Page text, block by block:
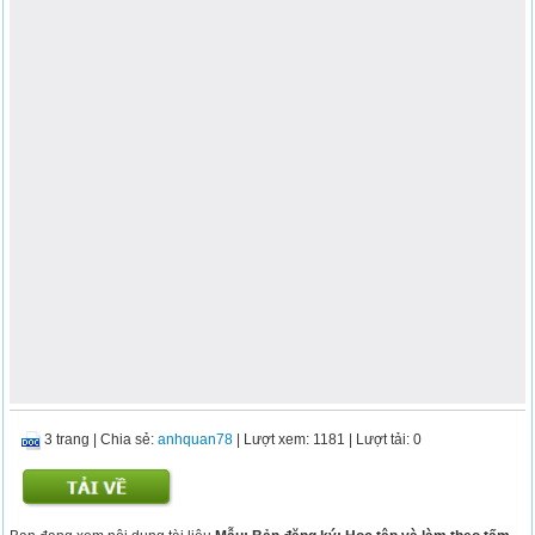
3 trang |Chia sẻ:anhquan78 | Lượt xem: 1181 | Lượt tải: 0